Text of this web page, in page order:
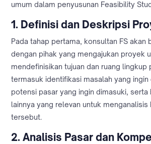
umum dalam penyusunan Feasibility
1. Definisi dan Deskripsi
Pada tahap pertama, konsultan FS akan
dengan pihak yang mengajukan proyek
mendefinisikan tujuan dan ruang lingkup
termasuk identifikasi masalah yang ingin
potensi pasar yang ingin dimasuki,
lainnya yang relevan untuk
tersebut.
2. Analisis Pasar dan